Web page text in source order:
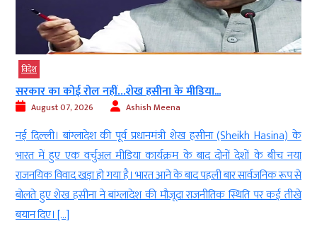
विदेश
सरकार का कोई रोल नहीं…शेख हसीना के मीडिया...
August 07, 2026 Ashish Meena
नई दिल्ली। बांग्लादेश की पूर्व प्रधानमंत्री शेख हसीना (Sheikh Hasina) के
भारत में हुए एक वर्चुअल मीडिया कार्यक्रम के बाद दोनों देशों के बीच नया
राजनयिक विवाद खड़ा हो गया है। भारत आने के बाद पहली बार सार्वजनिक रूप से
बोलते हुए शेख हसीना ने बांग्लादेश की मौजूदा राजनीतिक स्थिति पर कई तीखे
बयान दिए। […]